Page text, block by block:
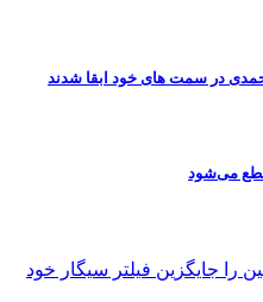
در سمت های خود ابقا شدند
قطع می‌شود